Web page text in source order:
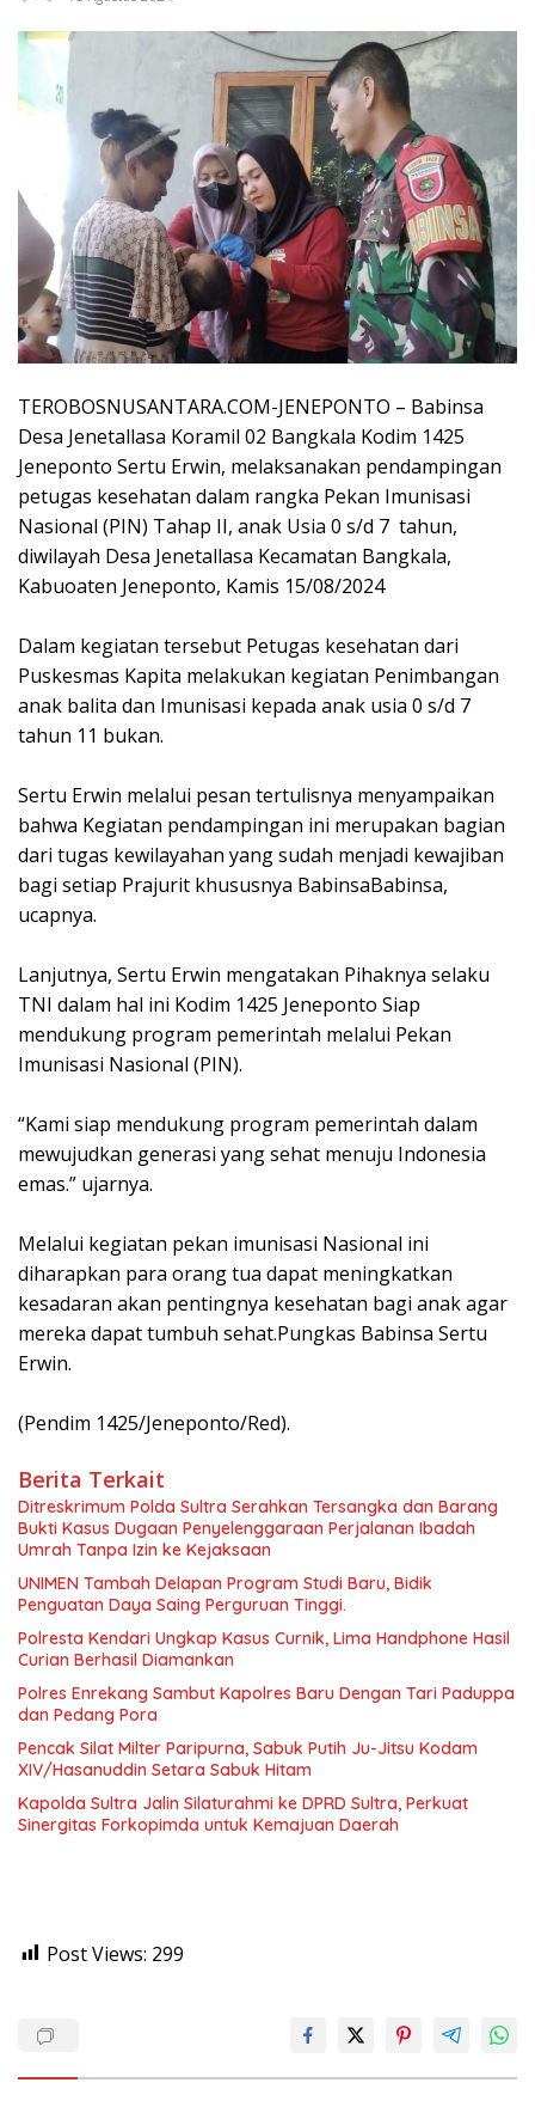
TEROBOSNUSANTARA.COM-JENEPONTO – Babinsa
Desa Jenetallasa Koramil 02 Bangkala Kodim 1425
Jeneponto Sertu Erwin, melaksanakan pendampingan
petugas kesehatan dalam rangka Pekan Imunisasi
Nasional (PIN) Tahap II, anak Usia 0 s/d 7 tahun,
diwilayah Desa Jenetallasa Kecamatan Bangkala,
Kabuoaten Jeneponto, Kamis 15/08/2024
Dalam kegiatan tersebut Petugas kesehatan dari
Puskesmas Kapita melakukan kegiatan Penimbangan
anak balita dan Imunisasi kepada anak usia 0 s/d 7
tahun 11 bukan.
Sertu Erwin melalui pesan tertulisnya menyampaikan
bahwa Kegiatan pendampingan ini merupakan bagian
dari tugas kewilayahan yang sudah menjadi kewajiban
bagi setiap Prajurit khususnya BabinsaBabinsa,
ucapnya.
Lanjutnya, Sertu Erwin mengatakan Pihaknya selaku
TNI dalam hal ini Kodim 1425 Jeneponto Siap
mendukung program pemerintah melalui Pekan
Imunisasi Nasional (PIN).
“Kami siap mendukung program pemerintah dalam
mewujudkan generasi yang sehat menuju Indonesia
emas.” ujarnya.
Melalui kegiatan pekan imunisasi Nasional ini
diharapkan para orang tua dapat meningkatkan
kesadaran akan pentingnya kesehatan bagi anak agar
mereka dapat tumbuh sehat.Pungkas Babinsa Sertu
Erwin.
(Pendim 1425/Jeneponto/Red).
Berita Terkait
Ditreskrimum Polda Sultra Serahkan Tersangka dan Barang
Bukti Kasus Dugaan Penyelenggaraan Perjalanan Ibadah
Umrah Tanpa Izin ke Kejaksaan
UNIMEN Tambah Delapan Program Studi Baru, Bidik
Penguatan Daya Saing Perguruan Tinggi.
Polresta Kendari Ungkap Kasus Curnik, Lima Handphone Hasil
Curian Berhasil Diamankan
Polres Enrekang Sambut Kapolres Baru Dengan Tari Paduppa
dan Pedang Pora
Pencak Silat Milter Paripurna, Sabuk Putih Ju-Jitsu Kodam
XIV/Hasanuddin Setara Sabuk Hitam
Kapolda Sultra Jalin Silaturahmi ke DPRD Sultra, Perkuat
Sinergitas Forkopimda untuk Kemajuan Daerah
Post Views: 299